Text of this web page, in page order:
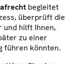
begleitet
überprüft die
und hilft Ihnen,
zu einer
führen könnten.